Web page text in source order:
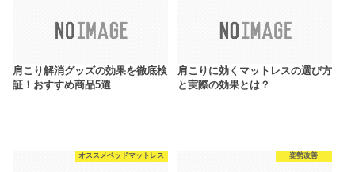
肩こり解消グッズの効果を徹底検
証！おすすめ商品5選
肩こりに効くマットレスの選び方
と実際の効果とは？
オススメベッドマットレス 姿勢改善